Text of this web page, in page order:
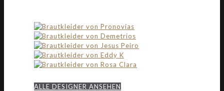
ALLE DESIGNER ANSEHEN